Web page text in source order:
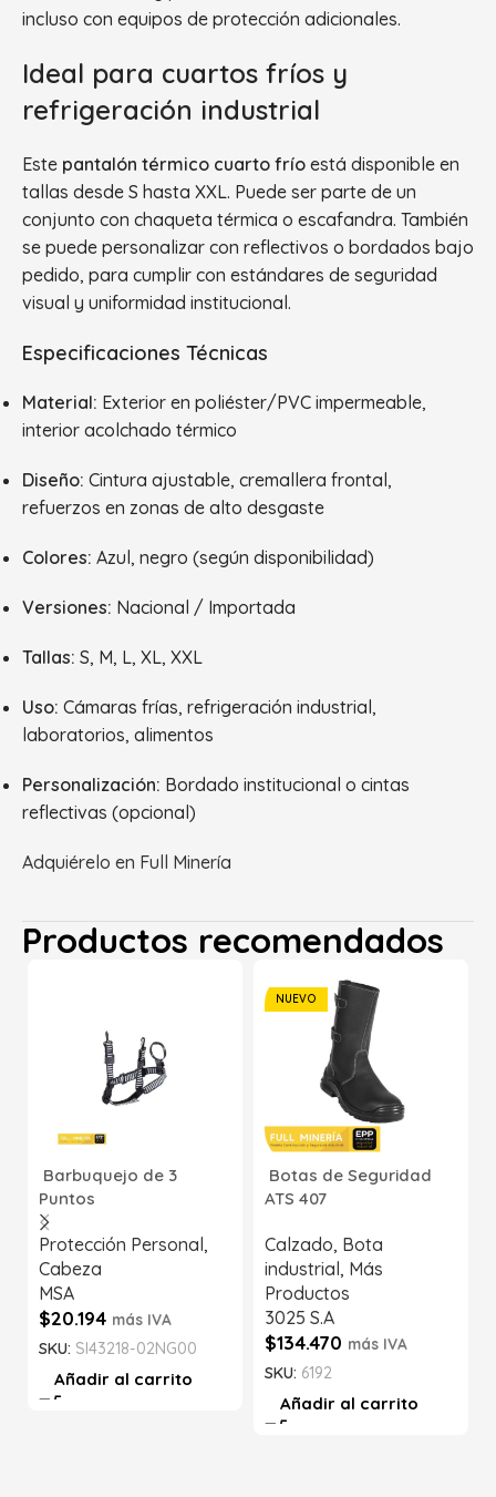
incluso con equipos de protección adicionales.
Ideal para cuartos fríos y
refrigeración industrial
Este pantalón térmico cuarto frío está disponible en
tallas desde S hasta XXL. Puede ser parte de un
conjunto con chaqueta térmica o escafandra. También
se puede personalizar con reflectivos o bordados bajo
pedido, para cumplir con estándares de seguridad
visual y uniformidad institucional.
Especificaciones Técnicas
Material: Exterior en poliéster/PVC impermeable,
interior acolchado térmico
Diseño: Cintura ajustable, cremallera frontal,
refuerzos en zonas de alto desgaste
Colores: Azul, negro (según disponibilidad)
Versiones: Nacional / Importada
Tallas: S, M, L, XL, XXL
Uso: Cámaras frías, refrigeración industrial,
laboratorios, alimentos
Personalización: Bordado institucional o cintas
reflectivas (opcional)
Adquiérelo en Full Minería
Productos recomendados
Barbuquejo de 3
Puntos
Protección Personal,
Cabeza
MSA
$20.194 más IVA
SKU: SI43218-02NG00
Añadir al carrito
NUEVO
Botas de Seguridad
ATS 407
Calzado, Bota
industrial, Más
Productos
3025 S.A
$134.470 más IVA
SKU: 6192
Añadir al carrito